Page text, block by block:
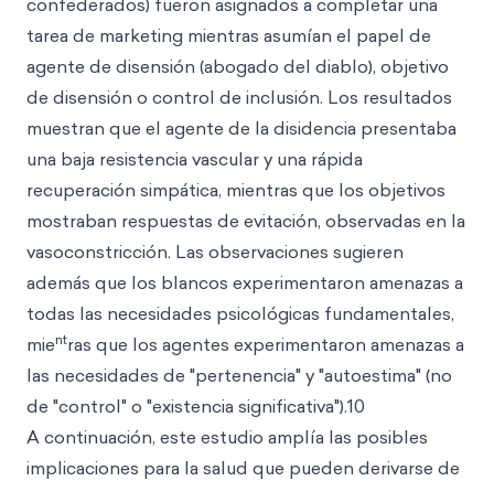
tarea de marketing mientras asumían el papel de
agente de disensión (abogado del diablo), objetivo
de disensión o control de inclusión. Los resultados
muestran que el agente de la disidencia presentaba
una baja resistencia vascular y una rápida
recuperación simpática, mientras que los objetivos
mostraban respuestas de evitación, observadas en la
vasoconstricción. Las observaciones sugieren
además que los blancos experimentaron amenazas a
todas las necesidades psicológicas fundamentales,
mientras que los agentes experimentaron amenazas a
las necesidades de "pertenencia" y "autoestima" (no
de "control" o "existencia significativa").10
A continuación, este estudio amplía las posibles
implicaciones para la salud que pueden derivarse de